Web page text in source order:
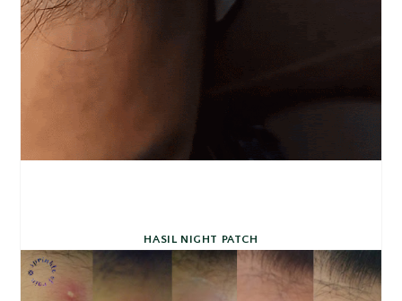
HASIL NIGHT PATCH